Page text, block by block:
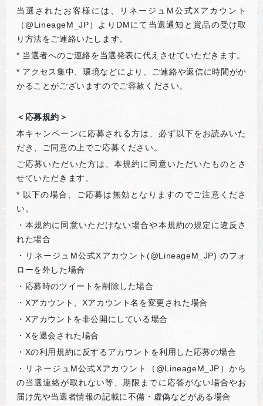
当選されたお客様には、リネージュM公式Xアカウント
（@LineageM_JP）よりDMにて当選通知と賞品の受け取
り方法をご連絡いたします。
* 当選者へのご連絡を当選発表に代えさせていただきます。
* アクセス集中、環境などにより、ご連絡や返信に時間がか
かることがございますのでご容赦ください。
＜応募規約＞
本キャンペーンに応募される方は、必ず以下をお読みいた
だき、ご同意の上でご応募ください。
ご応募いただいた方は、本規約に同意いただいたものとさ
せていただきます。
* 以下の場合、ご応募は無効となりますのでご注意くださ
い。
・本規約に同意いただけない場合や本規約の規定に違反さ
れた場合
・リネージュM公式Xアカウント(@LineageM_JP) のフォ
ローを外した場合
・応募時のツイートを削除した場合
・Xアカウント、Xアカウント名を変更された場合
・Xアカウントを非公開にしている場合
・Xを退会された場合
・Xの利用規約に反するアカウントを利用した応募の場合
・リネージュM公式Xアカウント（@LineageM_JP）から
の当選連絡が取れない等、期限までに応答がない場合やお
届け先や当選者情報の記載に不備・虚偽などがある場合